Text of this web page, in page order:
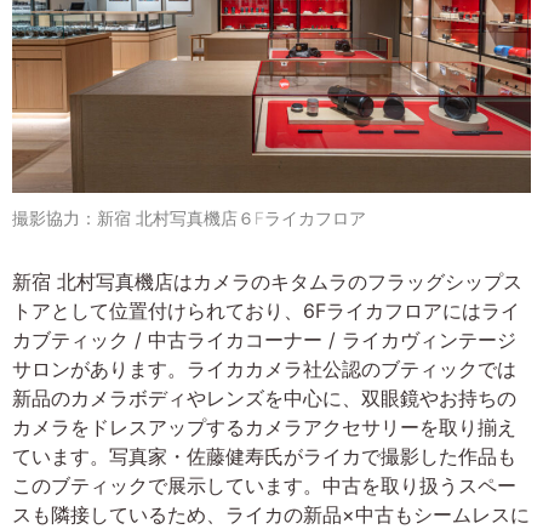
撮影協力：新宿 北村写真機店６Fライカフロア
新宿 北村写真機店はカメラのキタムラのフラッグシップス
トアとして位置付けられており、6Fライカフロアにはライ
カブティック / 中古ライカコーナー / ライカヴィンテージ
サロンがあります。ライカカメラ社公認のブティックでは
新品のカメラボディやレンズを中心に、双眼鏡やお持ちの
カメラをドレスアップするカメラアクセサリーを取り揃え
ています。写真家・佐藤健寿氏がライカで撮影した作品も
このブティックで展示しています。中古を取り扱うスペー
スも隣接しているため、ライカの新品×中古もシームレスに